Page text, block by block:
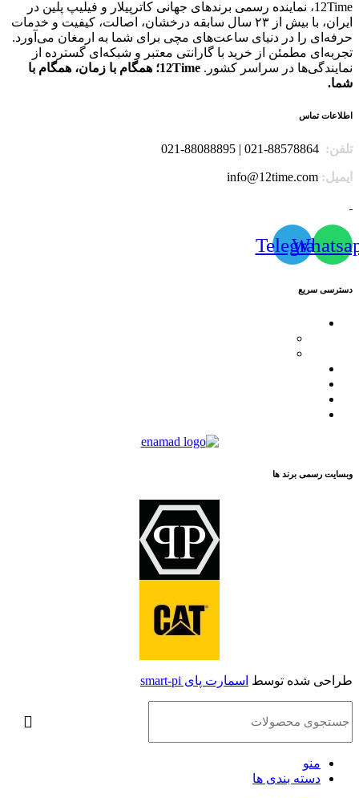
12Time، نماینده رسمی برندهای جهانی کاترپیلار و فیلیپ پلین در
ایران، با بیش از ۲۳ سال سابقه درخشان، اصالت، کیفیت و خدمات
حرفه‌ای را در دنیای ساعت‌های مچی برای شما به ارمغان می‌آورد.
تجربه‌ای مطمئن از خرید با گارانتی معتبر و شبکه‌ای گسترده از
نمایندگی‌ها در سراسر کشور.
12Time؛ همگام با زمان، همگام با
شما.
اطلاعات تماس
تلفن:
ایمیل: info@12time.com
Telegram
دسترسی سریع
وبسایت رسمی برند ها
طراحی شده توسط اسمارت پای smart-pi
منو
دسته بندی ها